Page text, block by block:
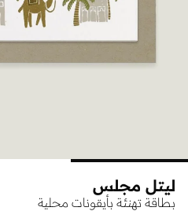
ليتل مجلس
بطاقة تهنئة بأيقونات محلية